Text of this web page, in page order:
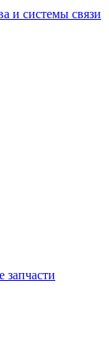
и системы связи